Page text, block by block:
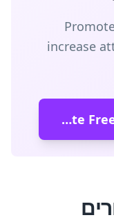
increase
Create Free Live Stream QR Code